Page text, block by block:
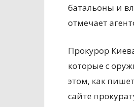
батальоны и
отмечает
Прокурор
которые с
этом, как
сайте